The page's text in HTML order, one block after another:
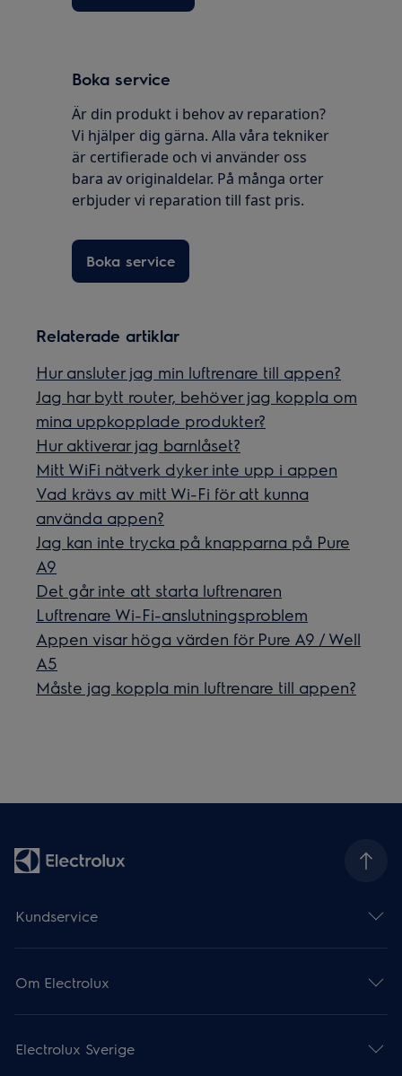
Boka service
Är din produkt i behov av reparation?
Vi hjälper dig gärna. Alla våra tekniker
är certifierade och vi använder oss
bara av originaldelar. På många orter
erbjuder vi reparation till fast pris.
Boka service
Relaterade artiklar
Hur ansluter jag min luftrenare till appen?
Jag har bytt router, behöver jag koppla om
mina uppkopplade produkter?
Hur aktiverar jag barnlåset?
Mitt WiFi nätverk dyker inte upp i appen
Vad krävs av mitt Wi-Fi för att kunna
använda appen?
Jag kan inte trycka på knapparna på Pure
A9
Det går inte att starta luftrenaren
Luftrenare Wi-Fi-anslutningsproblem
Appen visar höga värden för Pure A9 / Well
A5
Måste jag koppla min luftrenare till appen?
Kundservice
Om Electrolux
Electrolux Sverige